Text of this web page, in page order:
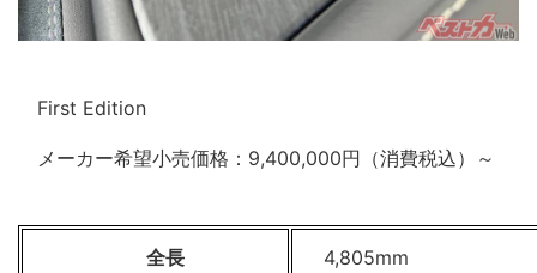
First Edition
メーカー希望小売価格：9,400,000円（消費税込）～
全長 4,805mm